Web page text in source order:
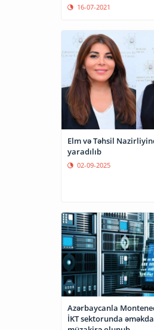
16-07-2021
Elm və Təhsil
yaradılıb
02-09-2025
Azərbaycanla
İKT sektorunda